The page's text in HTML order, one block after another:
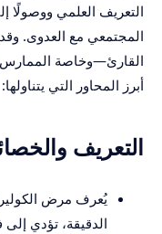
التعريف العلمي ووصولًا
المجتمعي مع العدوى.
القارئ—وخاصة الممارس
أبرز المحاور التي يتناولها:
التعريف
يُعرف مرض
الدقيقة، تؤدي إلى